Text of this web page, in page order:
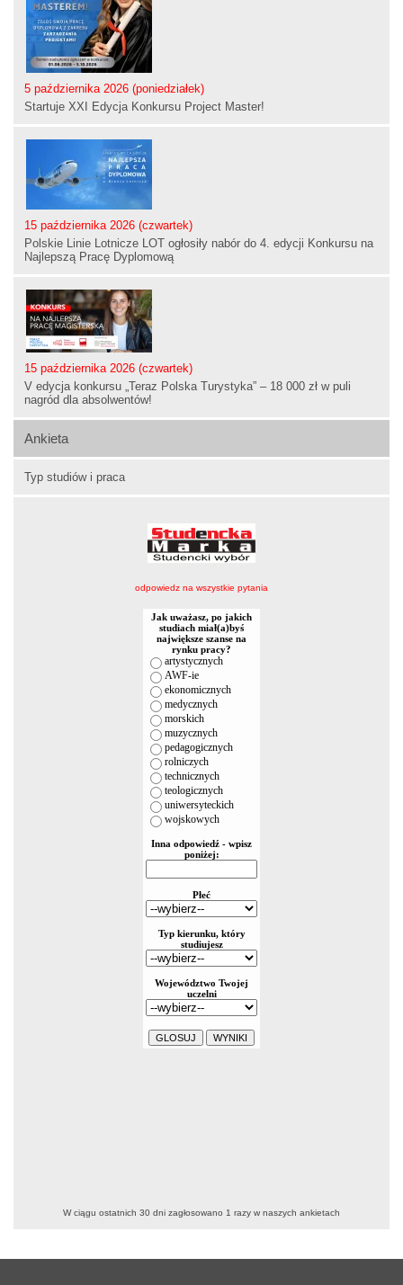
5 października 2026 (poniedziałek)
Startuje XXI Edycja Konkursu Project Master!
15 października 2026 (czwartek)
Polskie Linie Lotnicze LOT ogłosiły nabór do 4. edycji Konkursu na
Najlepszą Pracę Dyplomową
15 października 2026 (czwartek)
V edycja konkursu „Teraz Polska Turystyka” – 18 000 zł w puli
nagród dla absolwentów!
Ankieta
Typ studiów i praca
odpowiedz na wszystkie pytania
W ciągu ostatnich 30 dni zagłosowano 1 razy w naszych ankietach